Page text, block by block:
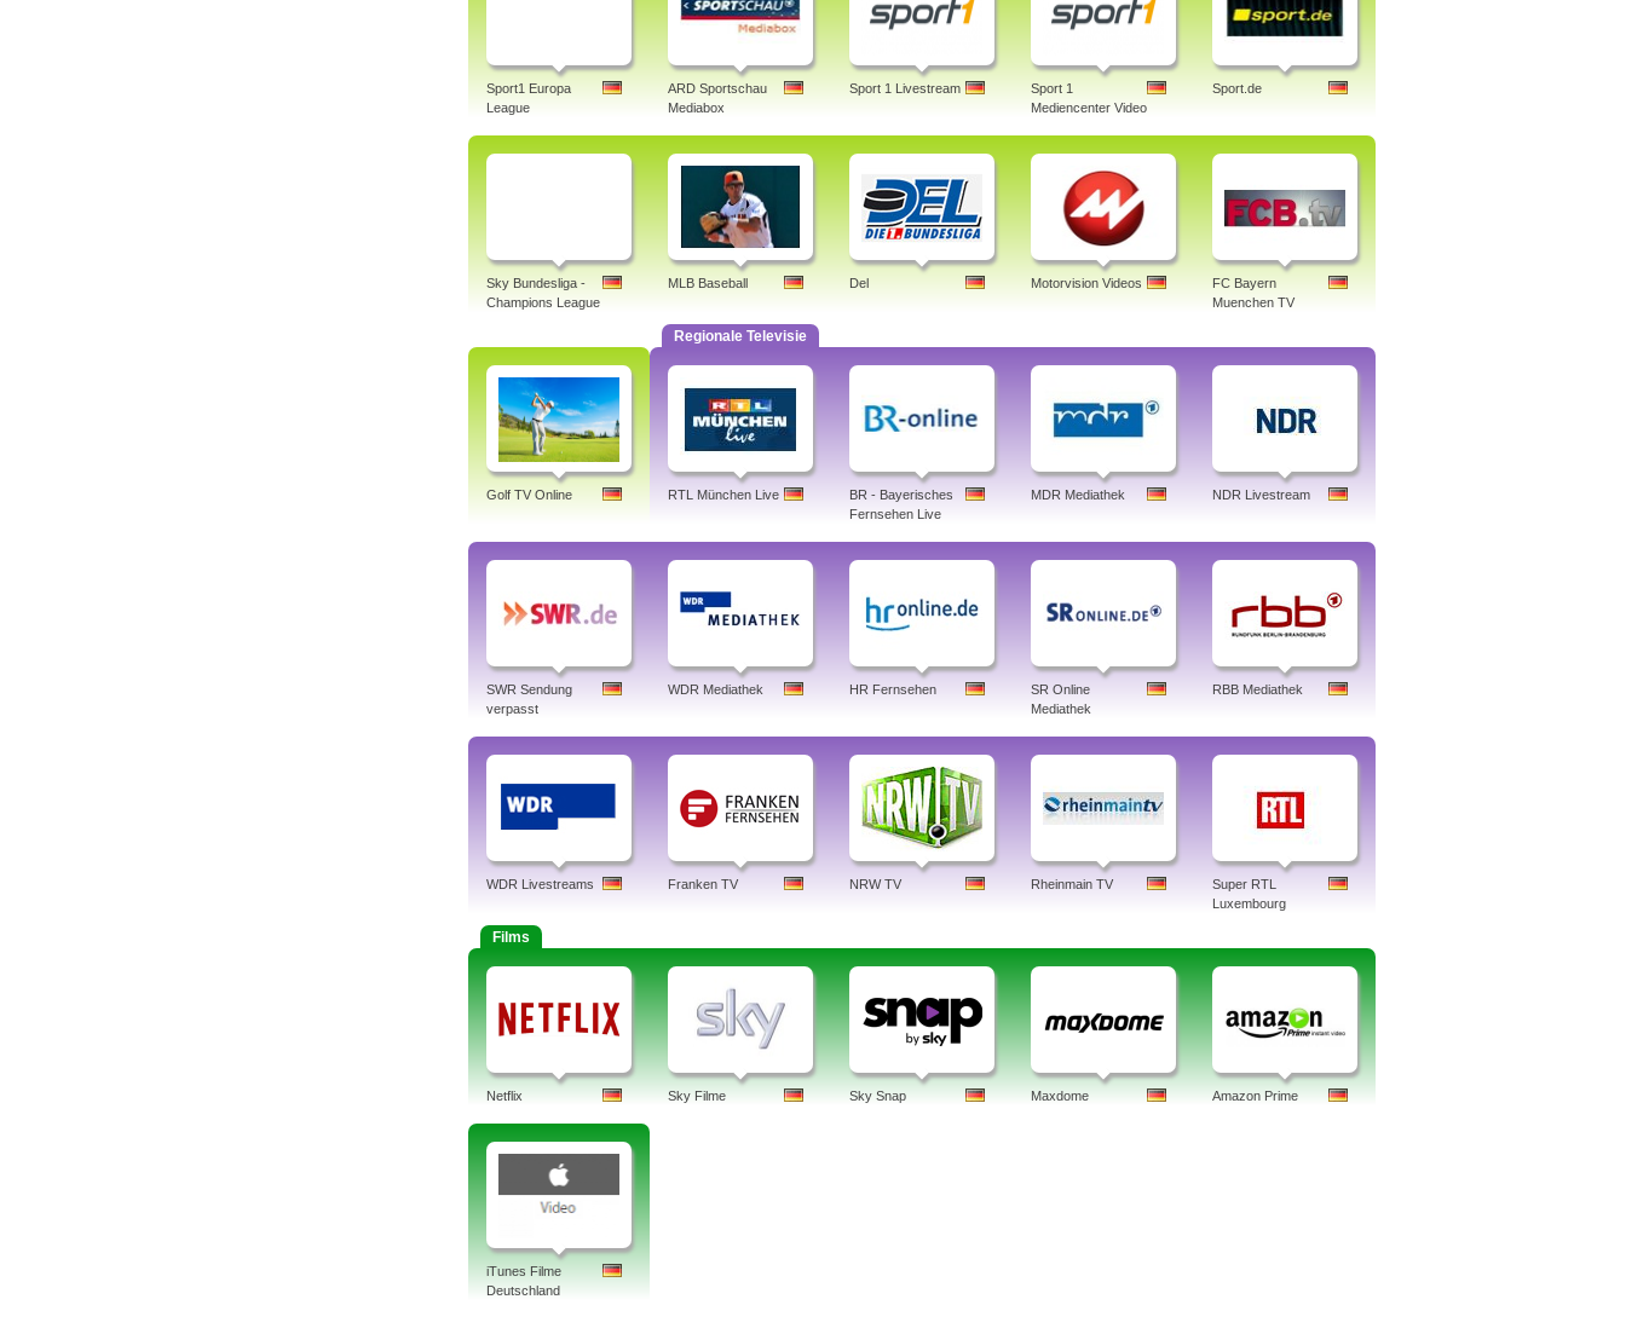
Sport1 Europa
League
ARD Sportschau
Mediabox
Sport 1 Livestream
Sport 1
Mediencenter Video
Sport.de
Sky Bundesliga -
Champions League
MLB Baseball Del Motorvision Videos
FC Bayern
Muenchen TV
Golf TV Online
Regionale Televisie
RTL München Live
BR - Bayerisches
Fernsehen Live
MDR Mediathek NDR Livestream
SWR Sendung
verpasst
WDR Mediathek HR Fernsehen
SR Online
Mediathek
RBB Mediathek
WDR Livestreams Franken TV NRW TV Rheinmain TV
Super RTL
Luxembourg
Films
Netflix Sky Filme Sky Snap Maxdome Amazon Prime
iTunes Filme
Deutschland